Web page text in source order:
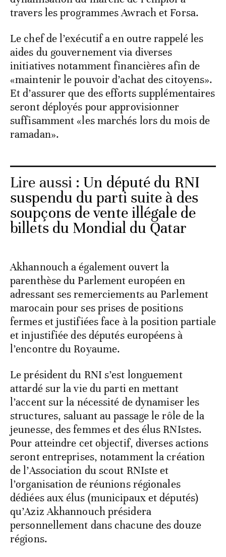
travers les programmes Awrach et Forsa.
Le chef de l’exécutif a en outre rappelé les
aides du gouvernement via diverses
initiatives notamment financières afin de
«maintenir le pouvoir d’achat des citoyens».
Et d’assurer que des efforts supplémentaires
seront déployés pour approvisionner
suffisamment «les marchés lors du mois de
ramadan».
Lire aussi : Un député du RNI
suspendu du parti suite à des
soupçons de vente illégale de
billets du Mondial du Qatar
Akhannouch a également ouvert la
parenthèse du Parlement européen en
adressant ses remerciements au Parlement
marocain pour ses prises de positions
fermes et justifiées face à la position partiale
et injustifiée des députés européens à
l’encontre du Royaume.
Le président du RNI s’est longuement
attardé sur la vie du parti en mettant
l’accent sur la nécessité de dynamiser les
structures, saluant au passage le rôle de la
jeunesse, des femmes et des élus RNIstes.
Pour atteindre cet objectif, diverses actions
seront entreprises, notamment la création
de l’Association du scout RNIste et
l’organisation de réunions régionales
dédiées aux élus (municipaux et députés)
qu’Aziz Akhannouch présidera
personnellement dans chacune des douze
régions.